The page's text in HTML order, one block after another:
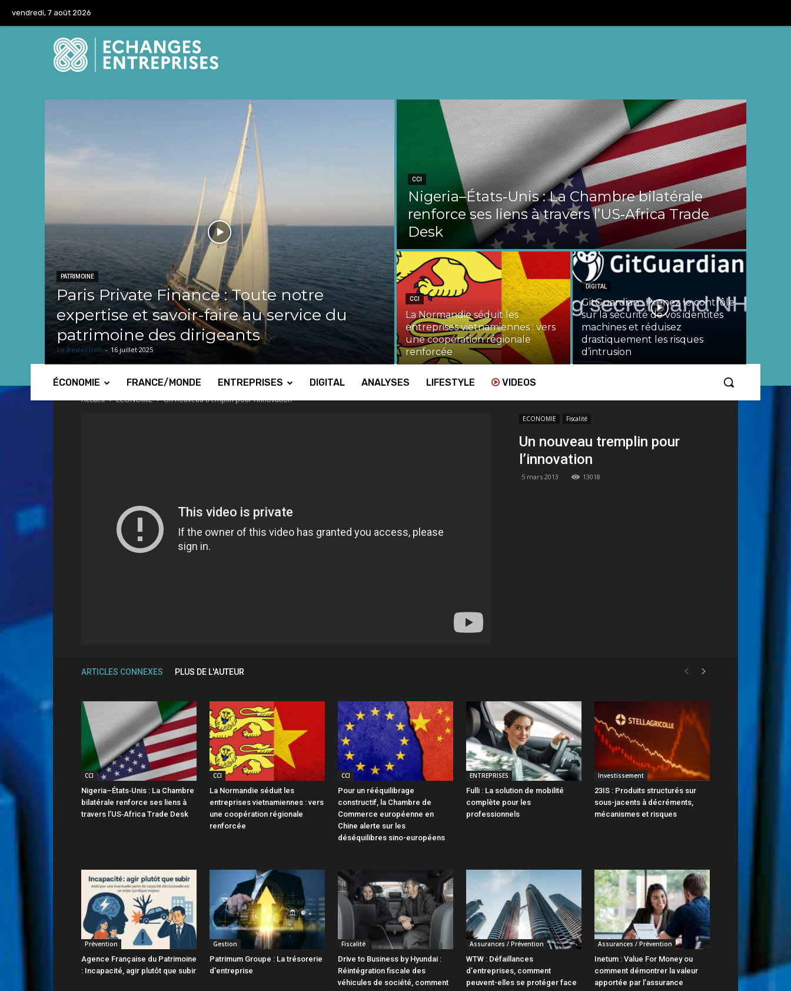
vendredi, 7 août 2026
PATRIMOINE
Paris Private Finance : Toute notre
expertise et savoir-faire au service du
patrimoine des dirigeants
La Redaction - 16 juillet 2025
CCI
Nigeria–États‑Unis : La Chambre bilatérale
renforce ses liens à travers l’US‑Africa Trade
Desk
CCI
La Normandie séduit les
entreprises vietnamiennes : vers
une coopération régionale
renforcée
DIGITAL
GitGuardian : Prenez le contrôle
sur la sécurité de vos identités
machines et réduisez
drastiquement les risques
d’intrusion
ÉCONOMIE FRANCE/MONDE ENTREPRISES DIGITAL ANALYSES LIFESTYLE VIDEOS
Accueil ECONOMIE Un nouveau tremplin pour l’innovation
ECONOMIE Fiscalité
Un nouveau tremplin pour
l’innovation
5 mars 2013 13018
ARTICLES CONNEXES PLUS DE L'AUTEUR
CCI
Nigeria–États‑Unis : La Chambre
bilatérale renforce ses liens à
travers l’US‑Africa Trade Desk
CCI
La Normandie séduit les
entreprises vietnamiennes : vers
une coopération régionale
renforcée
CCI
Pour un rééquilibrage
constructif, la Chambre de
Commerce européenne en
Chine alerte sur les
déséquilibres sino-européens
ENTREPRISES
Fulli : La solution de mobilité
complète pour les
professionnels
Investissement
23IS : Produits structurés sur
sous-jacents à décréments,
mécanismes et risques
Prévention
Agence Française du Patrimoine
: Incapacité, agir plutôt que subir
Gestion
Patrimum Groupe : La trésorerie
d’entreprise
Fiscalité
Drive to Business by Hyundai :
Réintégration fiscale des
véhicules de société, comment
Assurances / Prévention
WTW : Défaillances
d’entreprises, comment
peuvent-elles se protéger face
Assurances / Prévention
Inetum : Value For Money ou
comment démontrer la valeur
apportée par l’assurance